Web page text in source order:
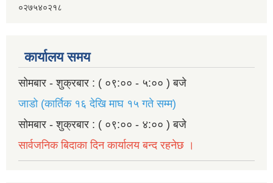
०२७५४०२१८
कार्यालय समय
सोमबार - शुक्रबार : ( ०९:०० - ५:०० ) बजे
जाडो (कार्तिक १६ देखि माघ १५ गते सम्म)
सोमबार - शुक्रबार : ( ०९:०० - ४:०० ) बजे
सार्वजनिक बिदाका दिन कार्यालय बन्द रहनेछ ।